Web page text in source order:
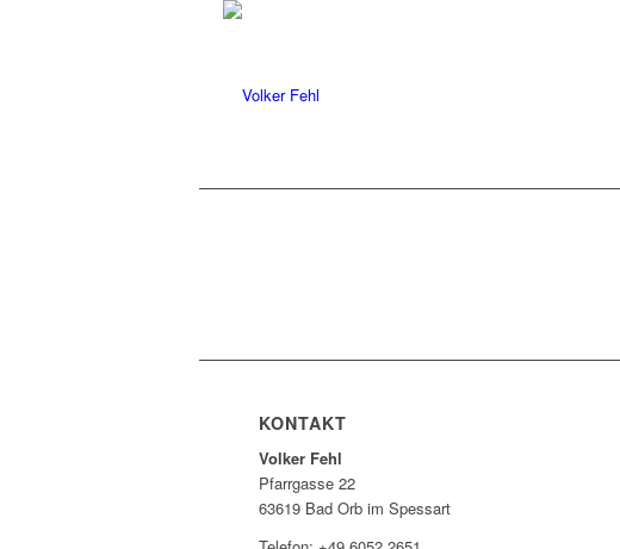
KONTAKT
Volker Fehl
Pfarrgasse 22
63619 Bad Orb im Spessart